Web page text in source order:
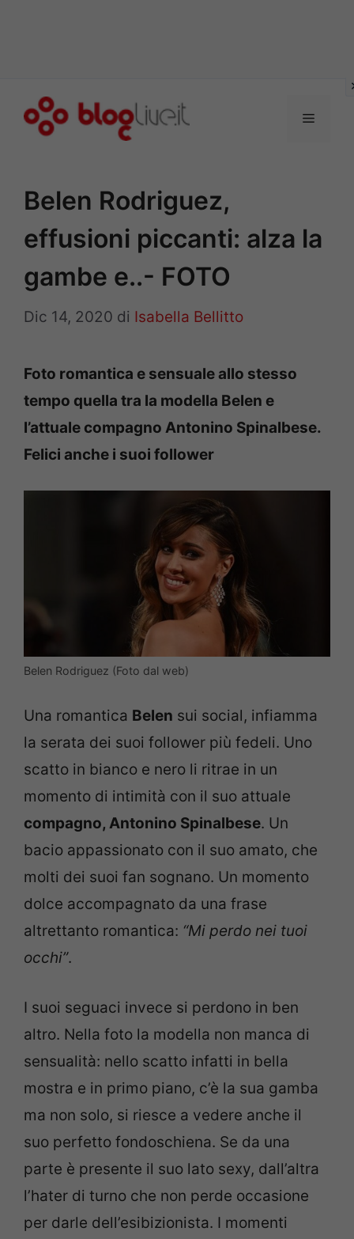
Menu
Belen Rodriguez,
effusioni piccanti: alza la
gambe e..- FOTO
Dic 14, 2020 di Isabella Bellitto
Foto romantica e sensuale allo stesso
tempo quella tra la modella Belen e
l’attuale compagno Antonino Spinalbese.
Felici anche i suoi follower
Belen Rodriguez (Foto dal web)
Una romantica Belen sui social, infiamma
la serata dei suoi follower più fedeli. Uno
scatto in bianco e nero li ritrae in un
momento di intimità con il suo attuale
compagno, Antonino Spinalbese. Un
bacio appassionato con il suo amato, che
molti dei suoi fan sognano. Un momento
dolce accompagnato da una frase
altrettanto romantica: “Mi perdo nei tuoi
occhi”.
I suoi seguaci invece si perdono in ben
altro. Nella foto la modella non manca di
sensualità: nello scatto infatti in bella
mostra e in primo piano, c’è la sua gamba
ma non solo, si riesce a vedere anche il
suo perfetto fondoschiena. Se da una
parte è presente il suo lato sexy, dall’altra
l’hater di turno che non perde occasione
per darle dell’esibizionista. I momenti